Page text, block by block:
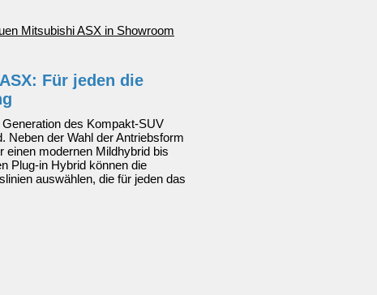
Für jeden die
des Kompakt-SUV
Neben der Wahl der Antriebsform
modernen Mildhybrid bis
Plug-in Hybrid können die
auswählen, die für jeden das